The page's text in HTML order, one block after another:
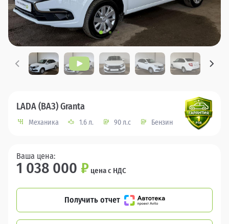
LADA (ВАЗ) Granta
Механика 1.6 л. 90 л.с Бензин
Ваша цена:
1 038 000 ₽ цена с НДС
Получить отчет